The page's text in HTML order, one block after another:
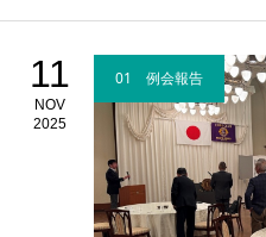
11
NOV
2025
01 例会報告